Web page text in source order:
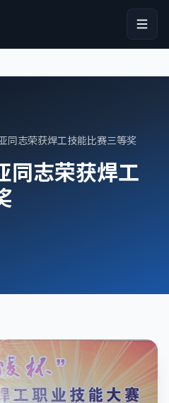
同志荣获焊工技能比赛三等奖
同志荣获焊工